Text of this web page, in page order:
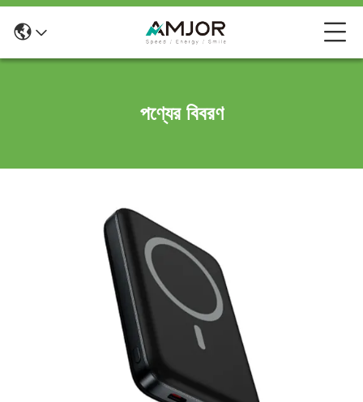
পণ্যের বিবরণ